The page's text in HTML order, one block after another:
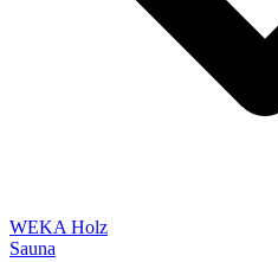
WEKA Holz
Sauna